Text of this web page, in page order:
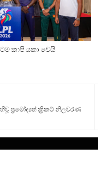
කාපි යකා වෙයි
ප්‍රමෝද්‍යත් ක්‍රිකට් නිලවරණ